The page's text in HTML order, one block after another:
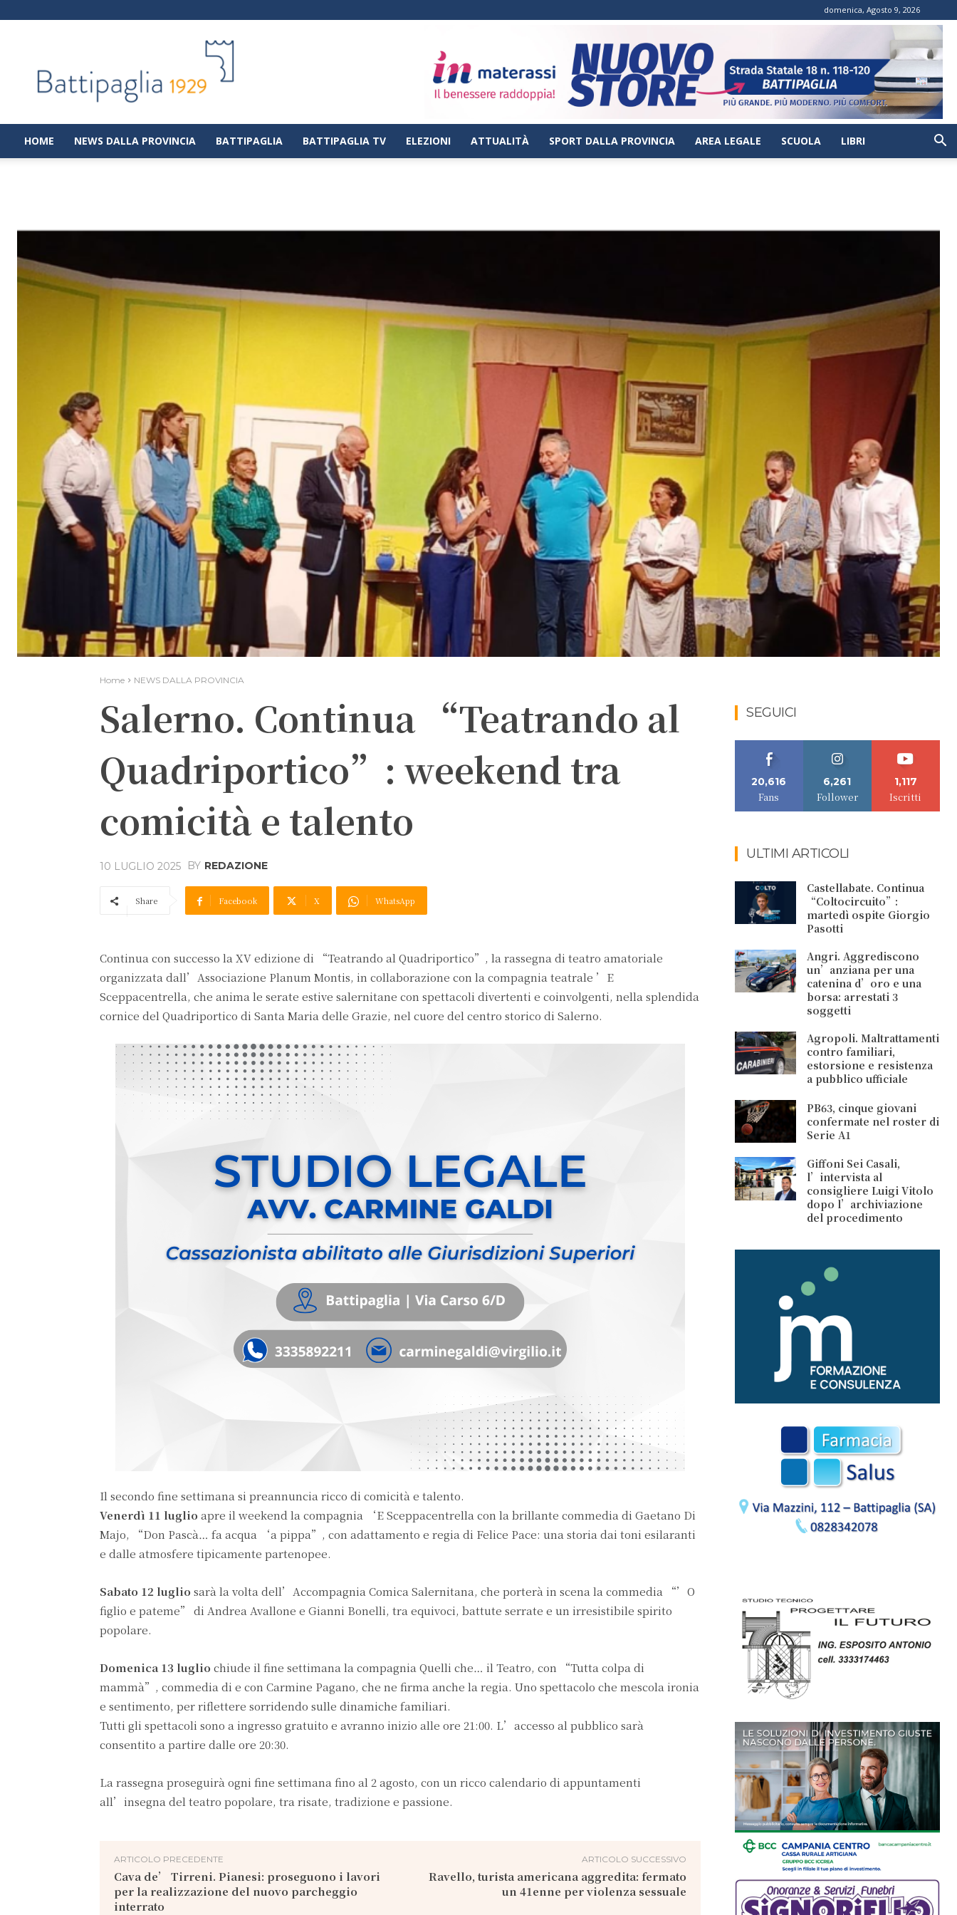
domenica, Agosto 9, 2026
|
Notizie
dalla
città
di
HOME NEWS DALLA PROVINCIA BATTIPAGLIA BATTIPAGLIA TV ELEZIONI ATTUALITÀ SPORT DALLA PROVINCIA AREA LEGALE SCUOLA LIBRI
Home NEWS DALLA PROVINCIA
Salerno. Continua “Teatrando al
Quadriportico”: weekend tra
comicità e talento
10 LUGLIO 2025 BY REDAZIONE
Share Facebook X WhatsApp
Continua con successo la XV edizione di “Teatrando al Quadriportico”, la rassegna di teatro amatoriale
organizzata dall’Associazione Planum Montis, in collaborazione con la compagnia teatrale ’E
Sceppacentrella, che anima le serate estive salernitane con spettacoli divertenti e coinvolgenti, nella splendida
cornice del Quadriportico di Santa Maria delle Grazie, nel cuore del centro storico di Salerno.
Il secondo fine settimana si preannuncia ricco di comicità e talento.
Venerdì 11 luglio apre il weekend la compagnia ‘E Sceppacentrella con la brillante commedia di Gaetano Di
Majo, “Don Pascà… fa acqua ‘a pippa”, con adattamento e regia di Felice Pace: una storia dai toni esilaranti
e dalle atmosfere tipicamente partenopee.
Sabato 12 luglio sarà la volta dell’Accompagnia Comica Salernitana, che porterà in scena la commedia “’O
figlio e pateme” di Andrea Avallone e Gianni Bonelli, tra equivoci, battute serrate e un irresistibile spirito
popolare.
Domenica 13 luglio chiude il fine settimana la compagnia Quelli che… il Teatro, con “Tutta colpa di
mammà”, commedia di e con Carmine Pagano, che ne firma anche la regia. Uno spettacolo che mescola ironia
e sentimento, per riflettere sorridendo sulle dinamiche familiari.
Tutti gli spettacoli sono a ingresso gratuito e avranno inizio alle ore 21:00. L’accesso al pubblico sarà
consentito a partire dalle ore 20:30.
La rassegna proseguirà ogni fine settimana fino al 2 agosto, con un ricco calendario di appuntamenti
all’insegna del teatro popolare, tra risate, tradizione e passione.
ARTICOLO PRECEDENTE
Cava de’ Tirreni. Pianesi: proseguono i lavori
per la realizzazione del nuovo parcheggio
interrato
ARTICOLO SUCCESSIVO
Ravello, turista americana aggredita: fermato
un 41enne per violenza sessuale
SEGUICI
20,616
Fans
6,261
Follower
1,117
Iscritti
ULTIMI ARTICOLI
Castellabate. Continua
“Coltocircuito”:
martedì ospite Giorgio
Pasotti
Angri. Aggrediscono
un’anziana per una
catenina d’oro e una
borsa: arrestati 3
soggetti
Agropoli. Maltrattamenti
contro familiari,
estorsione e resistenza
a pubblico ufficiale
PB63, cinque giovani
confermate nel roster di
Serie A1
Giffoni Sei Casali,
l’intervista al
consigliere Luigi Vitolo
dopo l’archiviazione
del procedimento